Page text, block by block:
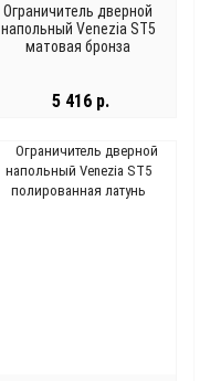
Ограничитель дверной
напольный Venezia ST5
матовая бронза
5 416 р.